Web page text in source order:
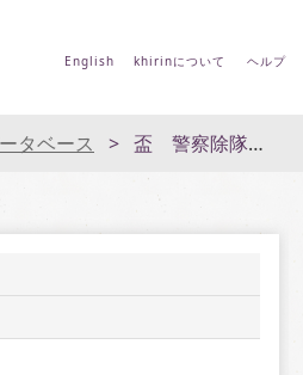
English khirinについて ヘルプ
タベース 盃 警察除隊紀念